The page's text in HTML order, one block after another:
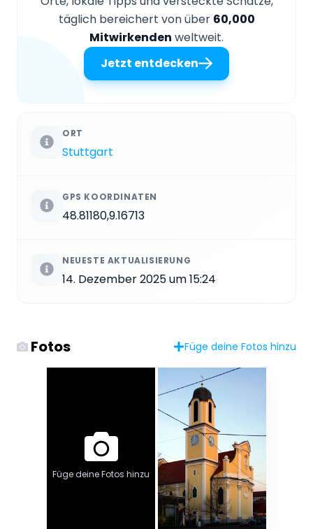
täglich bereichert von über 60,000
Mitwirkenden weltweit.
Jetzt entdecken
ORT
Stuttgart
GPS KOORDINATEN
48.81180,9.16713
NEUESTE AKTUALISIERUNG
14. Dezember 2025 um 15:24
Fotos Füge deine Fotos hinzu
Füge deine Fotos hinzu